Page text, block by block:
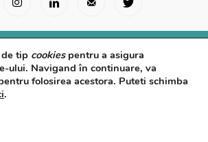
Despre noi Confidențialitate
© Powered byControl F5
tip cookiespentru a asigura
ului. Navigand în continuare, va
folosirea acestora. Puteti schimba
.